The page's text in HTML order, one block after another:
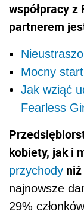
współpracy
partnerem
Mocny
Jak wziąć
Fearless
kobiety, jak i
przychody
najnowsze
29%